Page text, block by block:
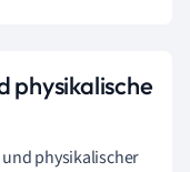
physikalische
physikalischer